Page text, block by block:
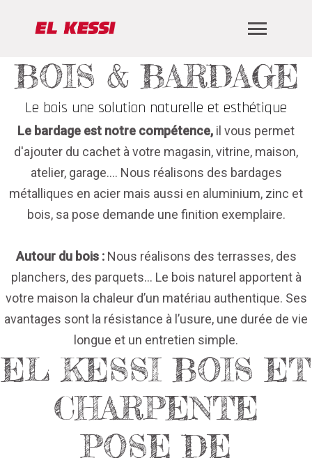
BOIS & BARDAGE
Le bois une solution naturelle et esthétique
Le bardage est notre compétence, il vous permet
d'ajouter du cachet à votre magasin, vitrine, maison,
atelier, garage…. Nous réalisons des bardages
métalliques en acier mais aussi en aluminium, zinc et
bois, sa pose demande une finition exemplaire.
Autour du bois :Nous réalisons des terrasses, des
planchers, des parquets… Le bois naturel apportent à
votre maison la chaleur d’un matériau authentique. Ses
avantages sont la résistance à l’usure, une durée de vie
longue et un entretien simple.
EL KESSI BOIS ET
CHARPENTE
POSE DE